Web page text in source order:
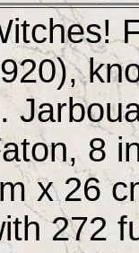
8
x 26
272